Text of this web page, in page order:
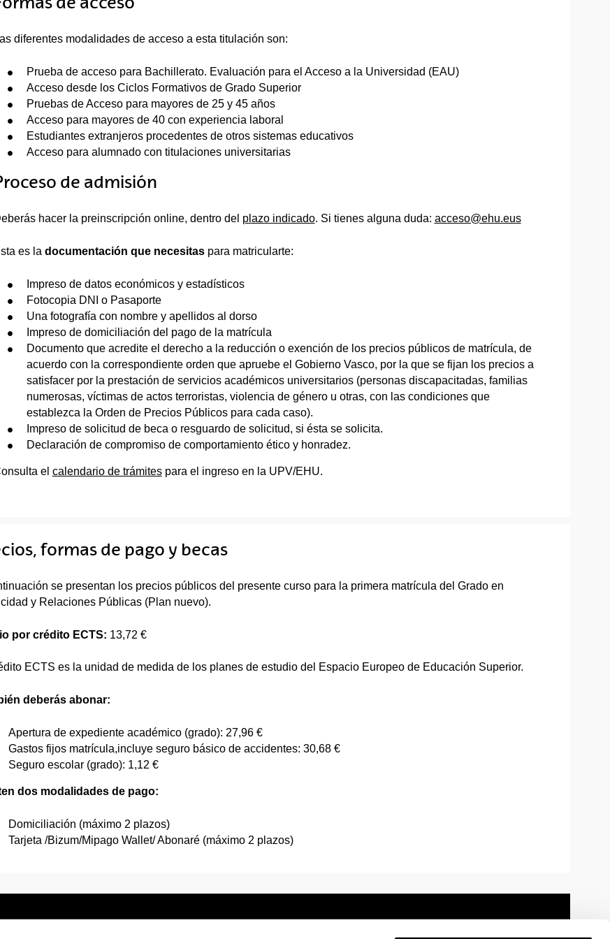
diferentes modalidades de acceso a esta titulación son:
Prueba de acceso para Bachillerato. Evaluación para el Acceso a la Universidad (EAU)
Acceso desde los Ciclos Formativos de Grado Superior
Pruebas de Acceso para mayores de 25 y 45 años
Acceso para mayores de 40 con experiencia laboral
Estudiantes extranjeros procedentes de otros sistemas educativos
Acceso para alumnado con titulaciones universitarias
de admisión
hacer la preinscripción online, dentro del plazo indicado. Si tienes alguna duda: acceso@ehu.eus
es la documentación que necesitas para matricularte:
Impreso de datos económicos y estadísticos
Fotocopia DNI o Pasaporte
Una fotografía con nombre y apellidos al dorso
Impreso de domiciliación del pago de la matrícula
Documento que acredite el derecho a la reducción o exención de los precios públicos de matrícula, de
acuerdo con la correspondiente orden que apruebe el Gobierno Vasco, por la que se fijan los precios a
satisfacer por la prestación de servicios académicos universitarios (personas discapacitadas, familias
numerosas, víctimas de actos terroristas, violencia de género u otras, con las condiciones que
establezca la Orden de Precios Públicos para cada caso).
Impreso de solicitud de beca o resguardo de solicitud, si ésta se solicita.
Declaración de compromiso de comportamiento ético y honradez.
el calendario de trámitespara el ingreso en la UPV/EHU.
formas de pago y becas
se presentan los precios públicos del presente curso para la primera matrícula del Grado en
y Relaciones Públicas (Plan nuevo).
por crédito ECTS: 13,72 €
ECTS es la unidad de medida de los planes de estudio del Espacio Europeo de Educación Superior.
deberás abonar:
Apertura de expediente académico (grado): 27,96 €
Gastos fijos matrícula,incluye seguro básico de accidentes: 30,68 €
Seguro escolar (grado): 1,12 €
dos modalidades de pago:
Domiciliación (máximo 2 plazos)
Tarjeta /Bizum/Mipago Wallet/ Abonaré (máximo 2 plazos)